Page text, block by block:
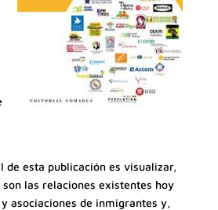
de esta publicación es visualizar,
las relaciones existentes hoy
asociaciones de inmigrantes y,